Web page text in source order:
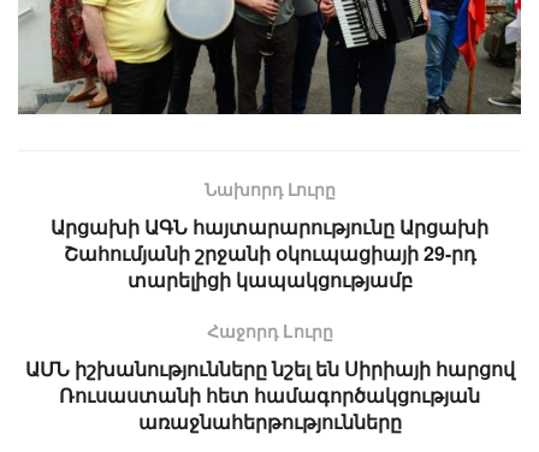
Նախորդ Լուրը
Արցախի ԱԳՆ հայտարարությունը Արցախի
Շահումյանի շրջանի օկուպացիայի 29-րդ
տարելիցի կապակցությամբ
Հաջորդ Lուրը
ԱՄՆ իշխանությունները նշել են Սիրիայի հարցով
Ռուսաստանի հետ համագործակցության
առաջնահերթությունները